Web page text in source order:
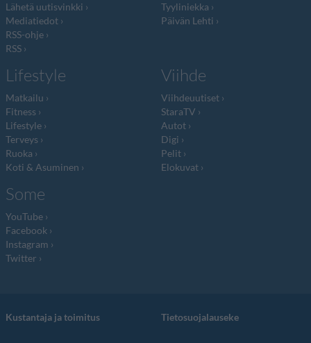
Lähetä uutisvinkki
Mediatiedot
RSS-ohje
RSS
Tyyliniekka
Päivän Lehti
Lifestyle
Matkailu
Fitness
Lifestyle
Terveys
Ruoka
Koti & Asuminen
Viihde
Viihdeuutiset
StaraTV
Autot
Digi
Pelit
Elokuvat
Some
YouTube
Facebook
Instagram
Twitter
Kustantaja ja toimitus Tietosuojalauseke